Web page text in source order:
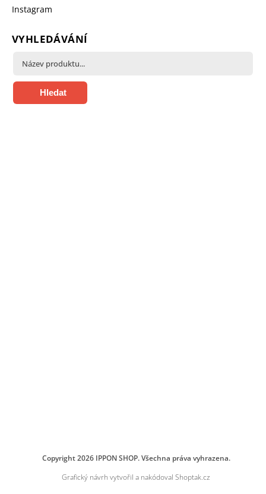
Instagram
VYHLEDÁVÁNÍ
Hledat
Copyright 2026 IPPON SHOP. Všechna práva vyhrazena.
Grafický návrh vytvořil a nakódoval Shoptak.cz